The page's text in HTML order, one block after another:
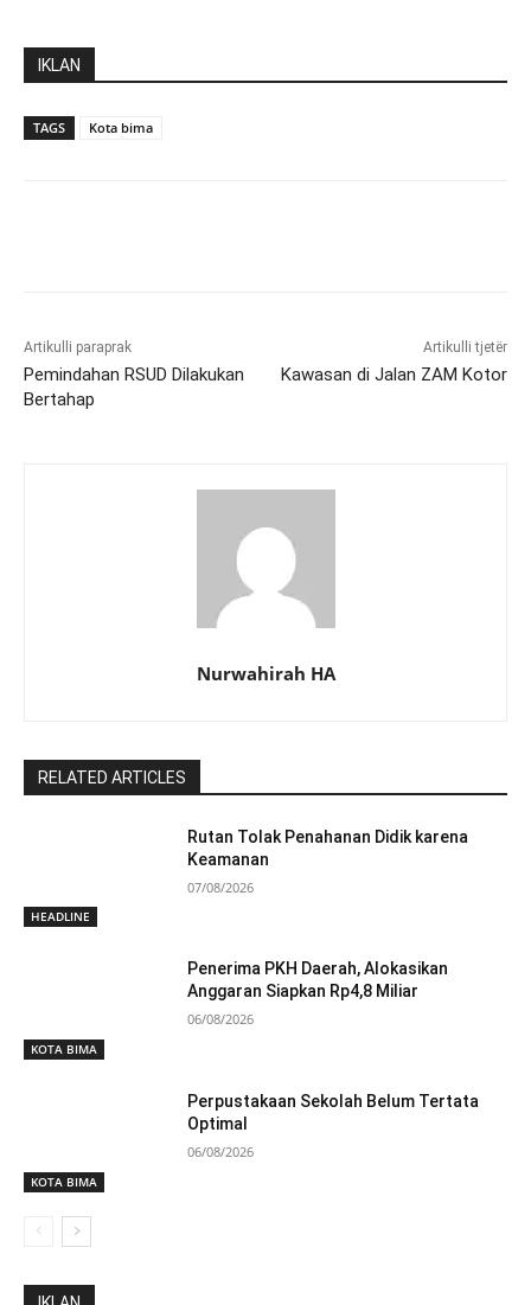
IKLAN
TAGS Kota bima
Artikulli paraprak
Pemindahan RSUD Dilakukan
Bertahap
Artikulli tjetër
Kawasan di Jalan ZAM Kotor
Nurwahirah HA
RELATED ARTICLES
HEADLINE
Rutan Tolak Penahanan Didik karena
Keamanan
07/08/2026
KOTA BIMA
Penerima PKH Daerah, Alokasikan
Anggaran Siapkan Rp4,8 Miliar
06/08/2026
KOTA BIMA
Perpustakaan Sekolah Belum Tertata
Optimal
06/08/2026